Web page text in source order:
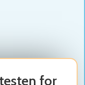
for